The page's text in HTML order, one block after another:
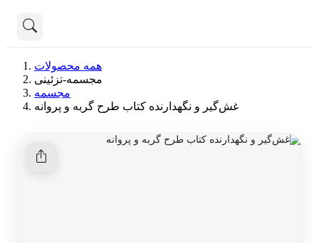
دسته بندی
همه محصولات
مجسمه-تزئینی
مجسمه
غش‌گیر و نگهدارنده کتاب طرح گربه و پروانه